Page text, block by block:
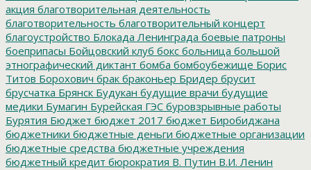
акция благотворительная деятельность
благотворительность благотворительный концерт
благоустройство Блокада Ленинграда боевые патроны
боеприпасы Бойцовский клуб бокс больница большой
этнографический диктант бомба бомбоубежище Борис
Титов Борохович брак браконьер Бридер брусит
брусчатка Брянск Будукан будущие врачи будущие
медики Бумагин Бурейская ГЭС буровзрывные работы
Бурятия Бюджет бюджет 2017 бюджет Биробиджана
бюджетники бюджетные деньги бюджетные организации
бюджетные средства бюджетные учреждения
бюджетный кредит бюрократия В. Путин В.И. Ленин